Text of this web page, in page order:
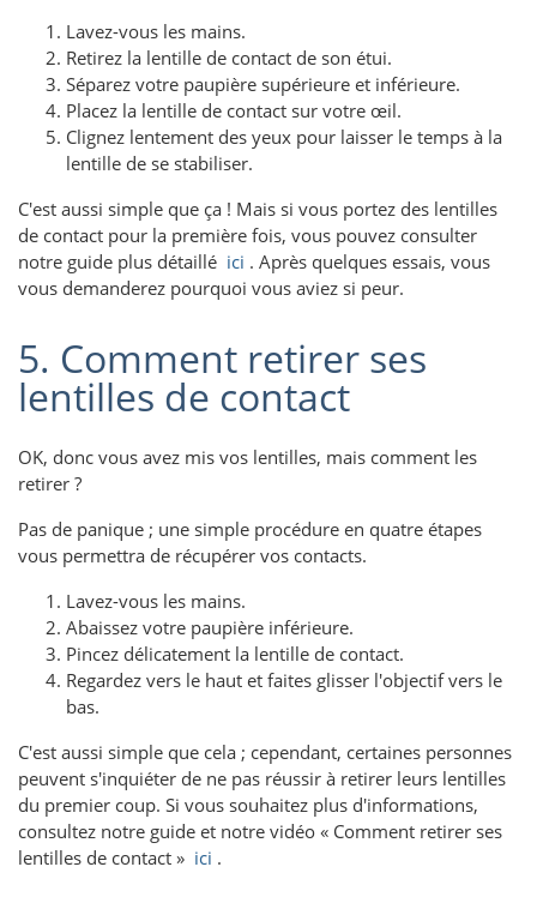
Lavez-vous les mains.
Retirez la lentille de contact de son étui.
Séparez votre paupière supérieure et inférieure.
Placez la lentille de contact sur votre œil.
Clignez lentement des yeux pour laisser le temps à la
lentille de se stabiliser.
C'est aussi simple que ça ! Mais si vous portez des lentilles
de contact pour la première fois, vous pouvez consulter
notre guide plus détaillé ici . Après quelques essais, vous
vous demanderez pourquoi vous aviez si peur.
5. Comment retirer ses
lentilles de contact
OK, donc vous avez mis vos lentilles, mais comment les
retirer ?
Pas de panique ; une simple procédure en quatre étapes
vous permettra de récupérer vos contacts.
Lavez-vous les mains.
Abaissez votre paupière inférieure.
Pincez délicatement la lentille de contact.
Regardez vers le haut et faites glisser l'objectif vers le
bas.
C'est aussi simple que cela ; cependant, certaines personnes
peuvent s'inquiéter de ne pas réussir à retirer leurs lentilles
du premier coup. Si vous souhaitez plus d'informations,
consultez notre guide et notre vidéo « Comment retirer ses
lentilles de contact » ici .